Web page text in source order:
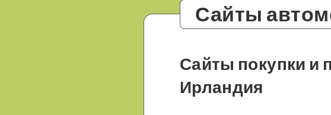
Сайты
Сайты покупки и
Ирландия